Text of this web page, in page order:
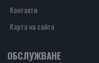
Контакти
Карта на сайта
ОБСЛУЖВАНЕ